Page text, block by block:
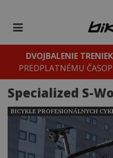
DVOJBALENIE
PREDPLATNÉMU
Specialized S-
BICYKLE PROFESIONÁLNYCH